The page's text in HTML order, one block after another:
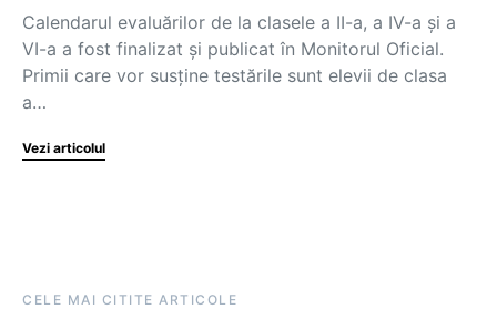
Calendarul evaluărilor de la clasele a II-a, a IV-a și a
VI-a a fost finalizat și publicat în Monitorul Oficial.
Primii care vor susține testările sunt elevii de clasa
a…
Vezi articolul
CELE MAI CITITE ARTICOLE